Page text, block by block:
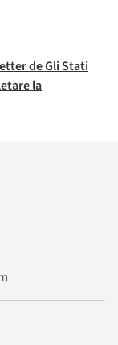
de Gli Stati
la